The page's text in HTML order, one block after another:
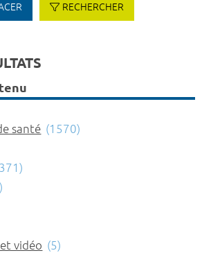
RECHERCHER
santé (1570)
vidéo (5)